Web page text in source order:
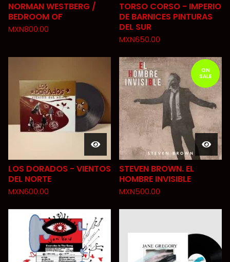
NORMAN WESTBERG /
BEDROOM OF
MXN800.00
TORSO CORSO - IMPERIO
DE BARNICES PINTURAS
DEL SUR
MXN650.00
LOS DORADOS - VIENTOS
DEL NORTE
MXN600.00
ON
SALE
STEVEN BROWN. EL
HOMBRE INVISIBLE
MXN500.00